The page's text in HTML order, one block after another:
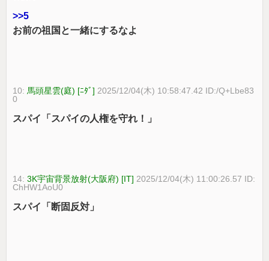
>>5
お前の祖国と一緒にするなよ
10: 馬頭星雲(庭) [ﾆﾀﾞ] 2025/12/04(木) 10:58:47.42 ID:/Q+Lbe83
0
スパイ「スパイの人権を守れ！」
14:3K宇宙背景放射(大阪府) [IT] 2025/12/04(木) 11:00:26.57 ID:
ChHW1AoU0
スパイ「断固反対」